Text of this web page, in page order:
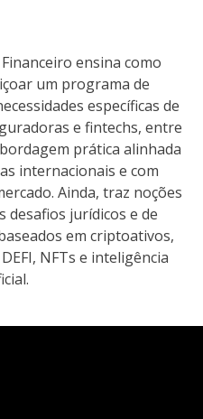
ensina como
um programa de
específicas de
e fintechs, entre
prática alinhada
internacionais e com
Ainda, traz noções
desafios jurídicos e de
em criptoativos,
NFTs e inteligência